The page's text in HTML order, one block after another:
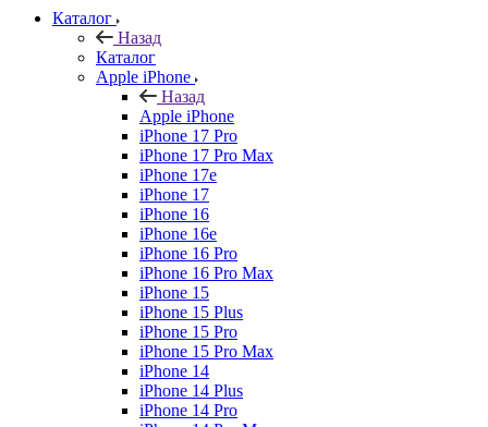
Каталог
Назад
Каталог
Apple iPhone
Назад
Apple iPhone
iPhone 17 Pro
iPhone 17 Pro Max
iPhone 17e
iPhone 17
iPhone 16
iPhone 16e
iPhone 16 Pro
iPhone 16 Pro Max
iPhone 15
iPhone 15 Plus
iPhone 15 Pro
iPhone 15 Pro Max
iPhone 14
iPhone 14 Plus
iPhone 14 Pro